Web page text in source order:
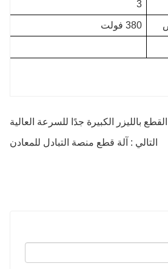
3
380 فولت
بالليزر الكبيرة جدًا للسرعة العالية
التالي : آلة قطع منصة التبادل للمعادن